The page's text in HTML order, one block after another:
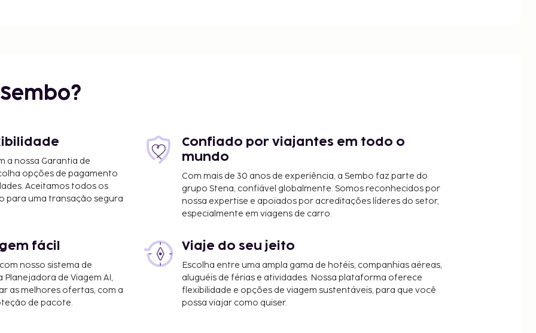
(GNB-Grenoble - Isere)
incluem
área para
no bar/lounge.
pequeno-almoço
as 8:00 e as
a nossa Garantia de
opções de pagamento
Aceitamos todos os
para uma transação segura
Confiado por viajantes em todo o
mundo
Com mais de 30 anos de experiência, a Sembo faz parte do
grupo Stena, confiável globalmente. Somos reconhecidos por
nossa expertise e apoiados por acreditações líderes do setor,
especialmente em viagens de carro.
fácil
nosso sistema de
Planejadora de Viagem AI,
as melhores ofertas, com a
de pacote.
Viaje do seu jeito
Escolha entre uma ampla gama de hotéis, companhias aéreas,
aluguéis de férias e atividades. Nossa plataforma oferece
flexibilidade e opções de viagem sustentáveis, para que você
possa viajar como quiser.